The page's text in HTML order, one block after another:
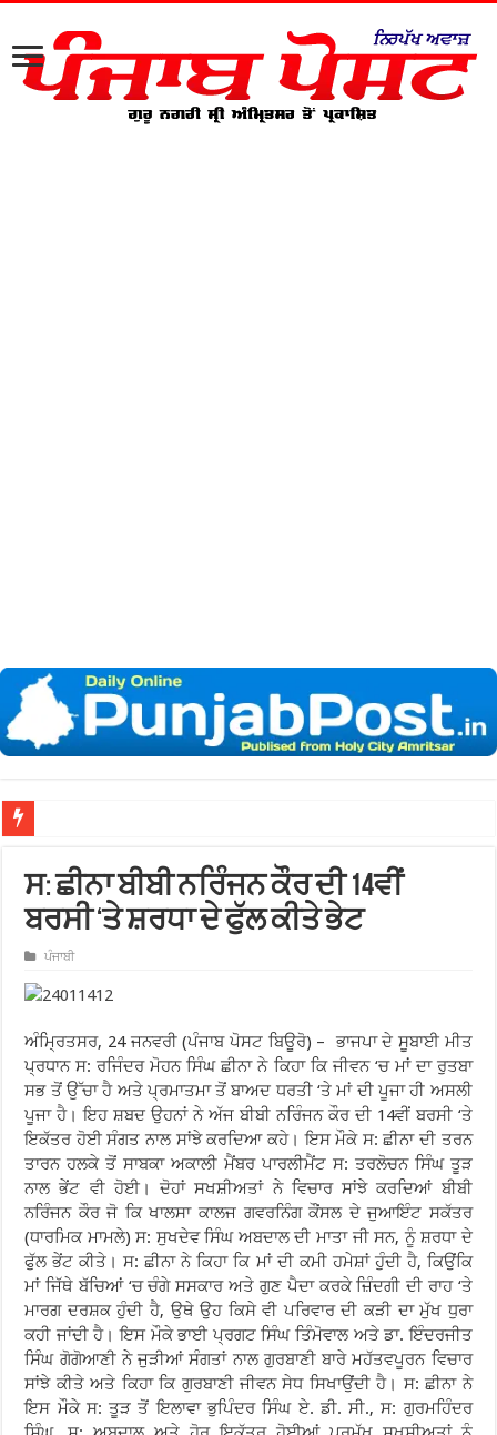
ਸ: ਛੀਨਾ ਬੀਬੀ ਨਰਿੰਜਨ ਕੌਰ ਦੀ 14ਵੀਂ
ਬਰਸੀ ‘ਤੇ ਸ਼ਰਧਾ ਦੇ ਫੁੱਲ ਕੀਤੇ ਭੇਟ
ਪੰਜਾਬੀ
ਅੰਮ੍ਰਿਤਸਰ, 24 ਜਨਵਰੀ (ਪੰਜਾਬ ਪੋਸਟ ਬਿਊਰੋ) – ਭਾਜਪਾ ਦੇ ਸੂਬਾਈ ਮੀਤ
ਪ੍ਰਧਾਨ ਸ: ਰਜਿੰਦਰ ਮੋਹਨ ਸਿੰਘ ਛੀਨਾ ਨੇ ਕਿਹਾ ਕਿ ਜੀਵਨ ‘ਚ ਮਾਂ ਦਾ ਰੁਤਬਾ
ਸਭ ਤੋਂ ਉੱਚਾ ਹੈ ਅਤੇ ਪ੍ਰਮਾਤਮਾ ਤੋਂ ਬਾਅਦ ਧਰਤੀ ‘ਤੇ ਮਾਂ ਦੀ ਪੂਜਾ ਹੀ ਅਸਲੀ
ਪੂਜਾ ਹੈ। ਇਹ ਸ਼ਬਦ ਉਹਨਾਂ ਨੇ ਅੱਜ ਬੀਬੀ ਨਰਿੰਜਨ ਕੌਰ ਦੀ 14ਵੀਂ ਬਰਸੀ ‘ਤੇ
ਇਕੱਤਰ ਹੋਈ ਸੰਗਤ ਨਾਲ ਸਾਂਝੇ ਕਰਦਿਆ ਕਹੇ। ਇਸ ਮੌਕੇ ਸ: ਛੀਨਾ ਦੀ ਤਰਨ
ਤਾਰਨ ਹਲਕੇ ਤੋਂ ਸਾਬਕਾ ਅਕਾਲੀ ਮੈਂਬਰ ਪਾਰਲੀਮੈਂਟ ਸ: ਤਰਲੋਚਨ ਸਿੰਘ ਤੂੜ
ਨਾਲ ਭੇਂਟ ਵੀ ਹੋਈ। ਦੋਹਾਂ ਸਖਸ਼ੀਅਤਾਂ ਨੇ ਵਿਚਾਰ ਸਾਂਝੇ ਕਰਦਿਆਂ ਬੀਬੀ
ਨਰਿੰਜਨ ਕੌਰ ਜੋ ਕਿ ਖਾਲਸਾ ਕਾਲਜ ਗਵਰਨਿੰਗ ਕੌਂਸਲ ਦੇ ਜੁਆਇੰਟ ਸਕੱਤਰ
(ਧਾਰਮਿਕ ਮਾਮਲੇ) ਸ: ਸੁਖਦੇਵ ਸਿੰਘ ਅਬਦਾਲ ਦੀ ਮਾਤਾ ਜੀ ਸਨ, ਨੂੰ ਸ਼ਰਧਾ ਦੇ
ਫੁੱਲ ਭੇਂਟ ਕੀਤੇ। ਸ: ਛੀਨਾ ਨੇ ਕਿਹਾ ਕਿ ਮਾਂ ਦੀ ਕਮੀ ਹਮੇਸ਼ਾਂ ਹੁੰਦੀ ਹੈ, ਕਿਉਂਕਿ
ਮਾਂ ਜਿੱਥੇ ਬੱਚਿਆਂ ‘ਚ ਚੰਗੇ ਸਸਕਾਰ ਅਤੇ ਗੁਣ ਪੈਦਾ ਕਰਕੇ ਜ਼ਿੰਦਗੀ ਦੀ ਰਾਹ ‘ਤੇ
ਮਾਰਗ ਦਰਸ਼ਕ ਹੁੰਦੀ ਹੈ, ਉਥੇ ਉਹ ਕਿਸੇ ਵੀ ਪਰਿਵਾਰ ਦੀ ਕੜੀ ਦਾ ਮੁੱਖ ਧੁਰਾ
ਕਹੀ ਜਾਂਦੀ ਹੈ। ਇਸ ਮੌਕੇ ਭਾਈ ਪ੍ਰਗਟ ਸਿੰਘ ਤਿੰਮੋਵਾਲ ਅਤੇ ਡਾ. ਇੰਦਰਜੀਤ
ਸਿੰਘ ਗੋਗੋਆਣੀ ਨੇ ਜੁੜੀਆਂ ਸੰਗਤਾਂ ਨਾਲ ਗੁਰਬਾਣੀ ਬਾਰੇ ਮਹੱਤਵਪੂਰਨ ਵਿਚਾਰ
ਸਾਂਝੇ ਕੀਤੇ ਅਤੇ ਕਿਹਾ ਕਿ ਗੁਰਬਾਣੀ ਜੀਵਨ ਸੇਧ ਸਿਖਾਉਂਦੀ ਹੈ। ਸ: ਛੀਨਾ ਨੇ
ਇਸ ਮੌਕੇ ਸ: ਤੂੜ ਤੋਂ ਇਲਾਵਾ ਭੁਪਿੰਦਰ ਸਿੰਘ ਏ. ਡੀ. ਸੀ., ਸ: ਗੁਰਮਹਿੰਦਰ